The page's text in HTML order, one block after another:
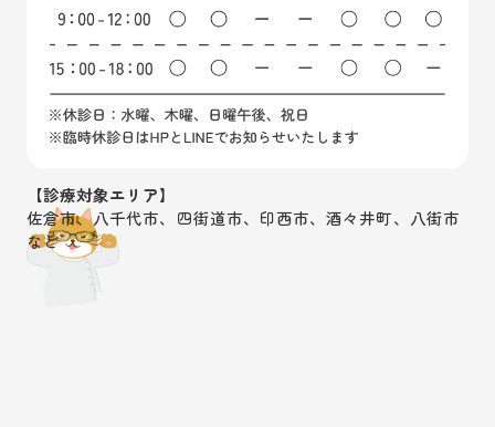
【診療対象エリア】
佐倉市、八千代市、四街道市、印西市、酒々井町、八街市
など